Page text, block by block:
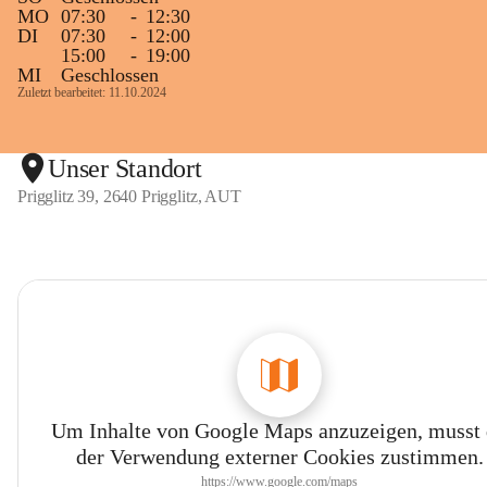
MO 07:30 - 12:30
DI
07:30 - 12:00
15:00
- 19:00
MI
Geschlossen
Zuletzt bearbeitet: 11.10.2024
Unser Standort
Prigglitz 39, 2640 Prigglitz, AUT
Um Inhalte von Google Maps anzuzeigen, musst
der Verwendung externer Cookies zustimmen.
https://www.google.com/maps